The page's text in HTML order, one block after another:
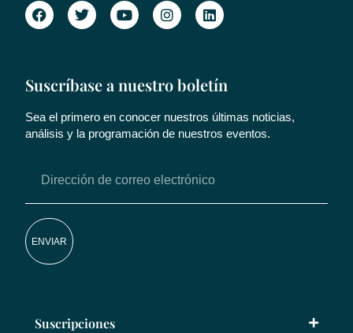
Suscríbase a nuestro boletín
Sea el primero en conocer nuestros últimas noticias,
análisis y la programación de nuestros eventos.
ENVIAR
Suscripciones